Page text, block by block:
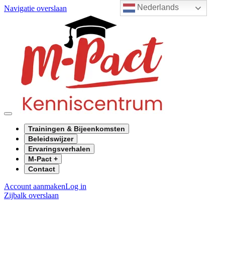
Nederlands
Navigatie overslaan
Trainingen & Bijeenkomsten
Beleidswijzer
Ervaringsverhalen
M-Pact +
Contact
Account aanmakenLog in
Zijbalk overslaan